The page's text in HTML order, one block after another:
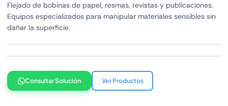
Flejado de bobinas de papel, resmas, revistas y publicaciones.
Equipos especializados para manipular materiales sensibles sin
dañar la superficie.
Consultar Solución Ver Productos